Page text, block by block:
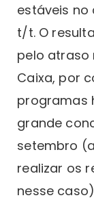
estáveis no
t/t. O
pelo atraso
Caixa, por
programas
grande
setembro
realizar os
nesse